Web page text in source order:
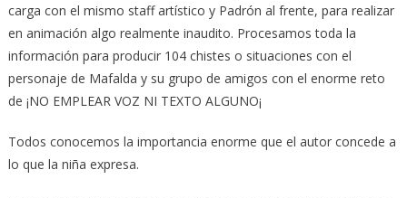
carga con el mismo staff artístico y Padrón al frente, para realizar
en animación algo realmente inaudito. Procesamos toda la
información para producir 104 chistes o situaciones con el
personaje de Mafalda y su grupo de amigos con el enorme reto
de ¡NO EMPLEAR VOZ NI TEXTO ALGUNO¡
Todos conocemos la importancia enorme que el autor concede a
lo que la niña expresa.